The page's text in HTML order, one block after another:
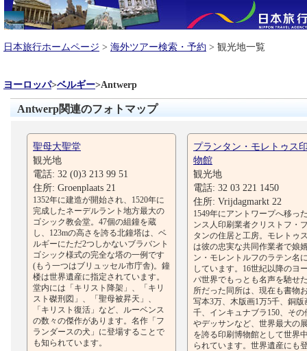
日本旅行ホームページ > 海外ツアー検索・予約 > 観光地一覧
ヨーロッパ>ベルギー>Antwerp
Antwerp関連のフォトマップ
聖母大聖堂
観光地
電話: 32 (0)3 213 99 51
住所: Groenplaats 21
1352年に建造が開始され、1520年に
完成したネーデルラント地方最大の
ゴシック教会堂。47個の組鐘を蔵
し、123mの高さを誇る北鐘塔は、ベ
ルギーにただ2つしかないブラバント
ゴシック様式の完全な塔の一例です
(もう一つはブリュッセル市庁舎)。鐘
楼は世界遺産に指定されています。
堂内には「キリスト降架」、「キリ
スト磔刑図」、「聖母被昇天」、
「キリスト復活」など、ルーベンス
の数々の傑作があります。名作「フ
ランダースの犬」に登場することで
も知られています。
プランタン・モレトゥス
物館
観光地
電話: 32 03 221 1450
住所: Vrijdagmarkt 22
1549年にアントワープへ移っ
ンス人印刷業者クリストフ・
タンの住居と工房。モレトゥ
は彼の忠実な共同作業者で娘
ン・モレントルフのラテン名
しています。16世紀以降のヨ
パ世界でもっとも名声を馳せ
所だった同所は、現在も書物
写本3万、木版画1万5千、銅版
千、インキュナブラ150、その
やデッサンなど、世界最大の
を誇る印刷博物館として世界
られています。世界遺産にも